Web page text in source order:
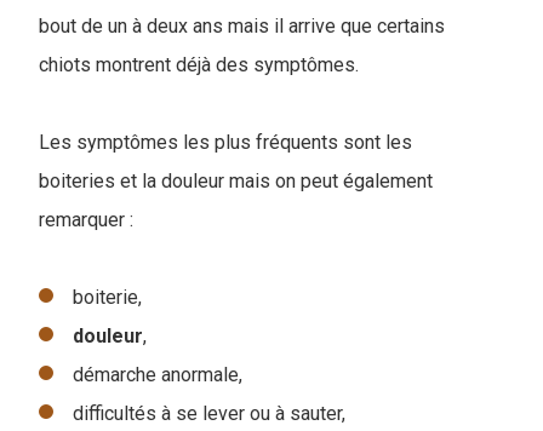
bout de un à deux ans mais il arrive que certains
chiots montrent déjà des symptômes.
Les symptômes les plus fréquents sont les
boiteries et la douleur mais on peut également
remarquer :
boiterie,
douleur,
démarche anormale,
difficultés à se lever ou à sauter,